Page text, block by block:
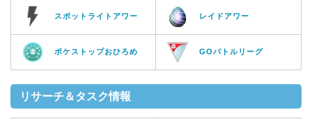
スポットライトアワー レイドアワー
ポケストップおひろめ GOバトルリーグ
リサーチ＆タスク情報